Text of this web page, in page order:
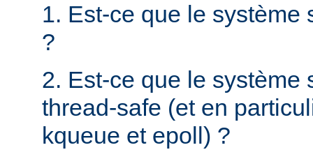
1. Est-ce que le système
?
2. Est-ce que le système
thread-safe (et en
kqueue et epoll) ?